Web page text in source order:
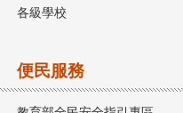
各級學校
便民服務